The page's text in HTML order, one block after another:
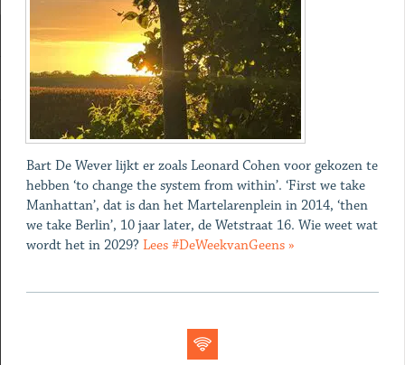
Bart De Wever lijkt er zoals Leonard Cohen voor gekozen te
hebben ‘to change the system from within’. ‘First we take
Manhattan’, dat is dan het Martelarenplein in 2014, ‘then
we take Berlin’, 10 jaar later, de Wetstraat 16. Wie weet wat
wordt het in 2029? Lees #DeWeekvanGeens »